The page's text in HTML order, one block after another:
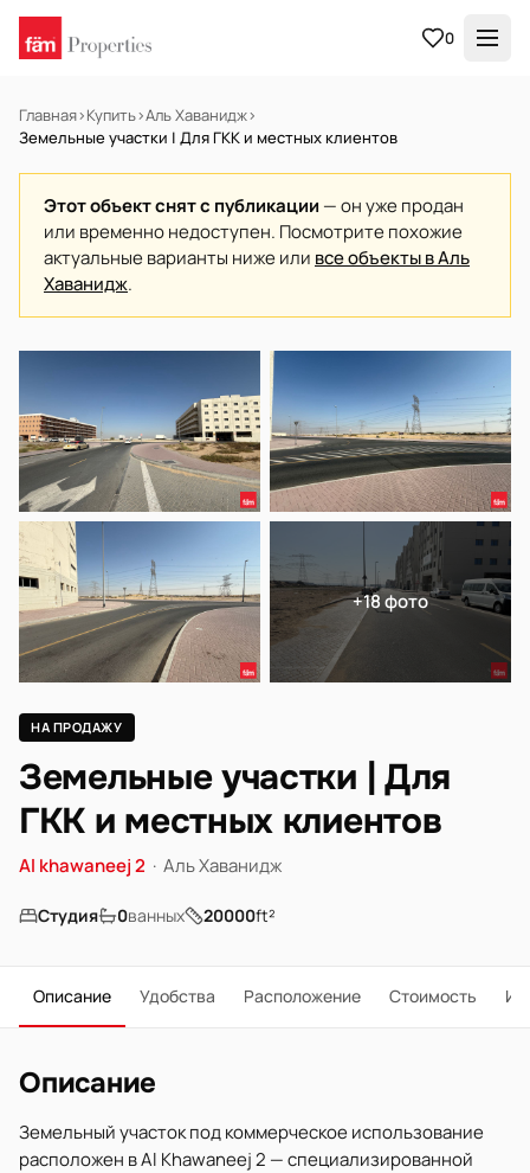
0
Главная›Купить›Аль Хаванидж›
Земельные участки | Для ГКК и местных клиентов
Этот объект снят с публикации — он уже продан
или временно недоступен. Посмотрите похожие
актуальные варианты ниже или все объекты в Аль
Хаванидж.
+18 фото
НА ПРОДАЖУ
Земельные участки | Для
ГКК и местных клиентов
Al khawaneej 2 · Аль Хаванидж
Студия 0ванных 20000ft²
Описание Удобства Расположение Стоимость
Описание
Земельный участок под коммерческое использование
расположен в Al Khawaneej 2 — специализированной